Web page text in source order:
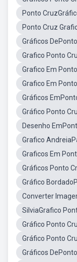
Ponto
Ponto Cruz
Gráficos
Grafico Ponto
Grafico Em
Grafico Em
Gráficos
Gráfico Ponto
Desenho
Grafico
Graficos Em
Gráficos Ponto
Gráfico
Converter
SilviaGrafico
Gráfico Ponto
Gráfico Ponto
Gráficos